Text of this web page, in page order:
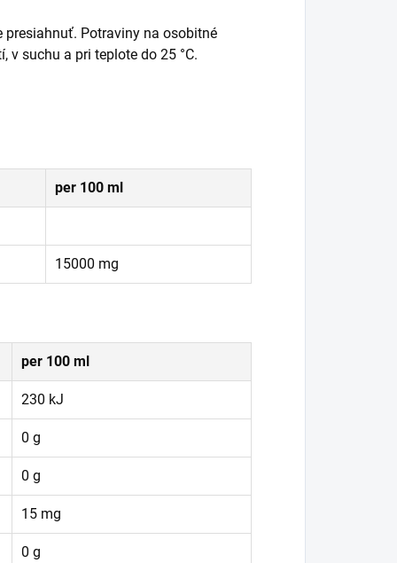
presiahnuť. Potraviny na osobitné
suchu a pri teplote do 25 °C.
per 100 ml
15000 mg
per 100 ml
230 kJ
0 g
0 g
15 mg
0 g